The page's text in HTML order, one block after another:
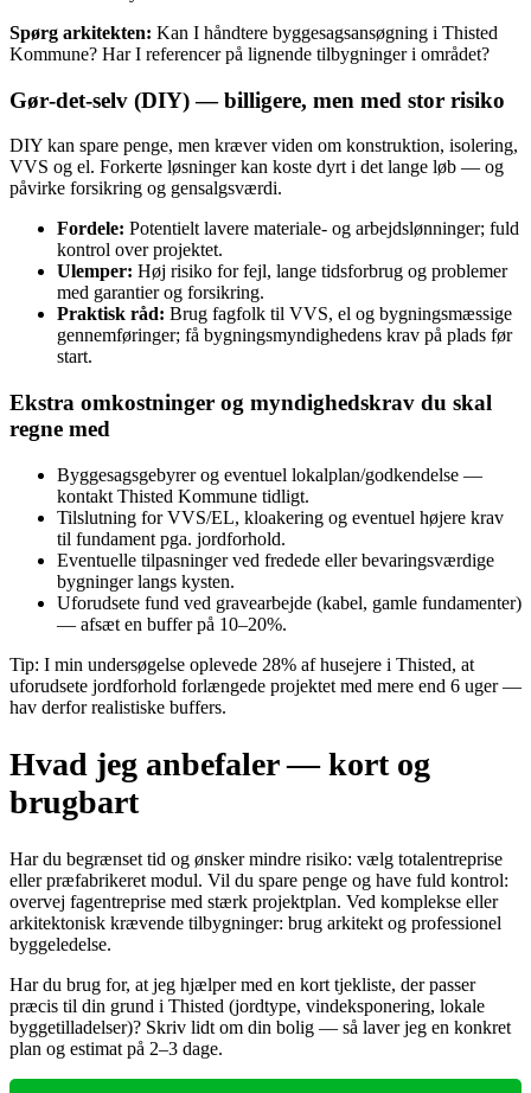
Spørg arkitekten: Kan I håndtere byggesagsansøgning i Thisted
Kommune? Har I referencer på lignende tilbygninger i området?
Gør‑det‑selv (DIY) — billigere, men med stor risiko
DIY kan spare penge, men kræver viden om konstruktion, isolering,
VVS og el. Forkerte løsninger kan koste dyrt i det lange løb — og
påvirke forsikring og gensalgsværdi.
Fordele: Potentielt lavere materiale‑ og arbejdslønninger; fuld
kontrol over projektet.
Ulemper: Høj risiko for fejl, lange tidsforbrug og problemer
med garantier og forsikring.
Praktisk råd: Brug fagfolk til VVS, el og bygningsmæssige
gennemføringer; få bygningsmyndighedens krav på plads før
start.
Ekstra omkostninger og myndighedskrav du skal
regne med
Byggesagsgebyrer og eventuel lokalplan/godkendelse —
kontakt Thisted Kommune tidligt.
Tilslutning for VVS/EL, kloakering og eventuel højere krav
til fundament pga. jordforhold.
Eventuelle tilpasninger ved fredede eller bevaringsværdige
bygninger langs kysten.
Uforudsete fund ved gravearbejde (kabel, gamle fundamenter)
— afsæt en buffer på 10–20%.
Tip: I min undersøgelse oplevede 28% af husejere i Thisted, at
uforudsete jordforhold forlængede projektet med mere end 6 uger —
hav derfor realistiske buffers.
Hvad jeg anbefaler — kort og
brugbart
Har du begrænset tid og ønsker mindre risiko: vælg totalentreprise
eller præfabrikeret modul. Vil du spare penge og have fuld kontrol:
overvej fagentreprise med stærk projektplan. Ved komplekse eller
arkitektonisk krævende tilbygninger: brug arkitekt og professionel
byggeledelse.
Har du brug for, at jeg hjælper med en kort tjekliste, der passer
præcis til din grund i Thisted (jordtype, vindeksponering, lokale
byggetilladelser)? Skriv lidt om din bolig — så laver jeg en konkret
plan og estimat på 2–3 dage.